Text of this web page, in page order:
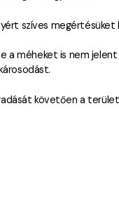
szíves megértésüket
a méheket is nem
követően a